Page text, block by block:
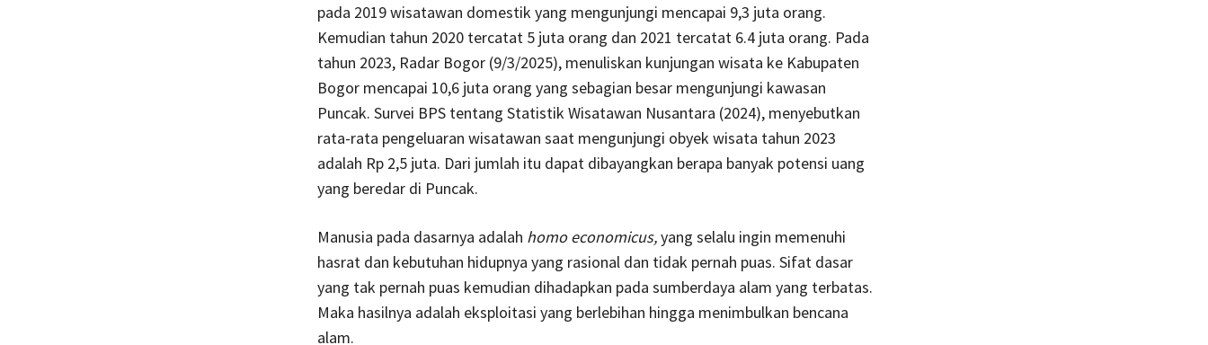
pada 2019 wisatawan domestik yang mengunjungi mencapai 9,3 juta orang.
Kemudian tahun 2020 tercatat 5 juta orang dan 2021 tercatat 6.4 juta orang. Pada
tahun 2023, Radar Bogor (9/3/2025), menuliskan kunjungan wisata ke Kabupaten
Bogor mencapai 10,6 juta orang yang sebagian besar mengunjungi kawasan
Puncak. Survei BPS tentang Statistik Wisatawan Nusantara (2024), menyebutkan
rata-rata pengeluaran wisatawan saat mengunjungi obyek wisata tahun 2023
adalah Rp 2,5 juta. Dari jumlah itu dapat dibayangkan berapa banyak potensi uang
yang beredar di Puncak.
Manusia pada dasarnya adalah homo economicus,yang selalu ingin memenuhi
hasrat dan kebutuhan hidupnya yang rasional dan tidak pernah puas. Sifat dasar
yang tak pernah puas kemudian dihadapkan pada sumberdaya alam yang terbatas.
Maka hasilnya adalah eksploitasi yang berlebihan hingga menimbulkan bencana
alam.